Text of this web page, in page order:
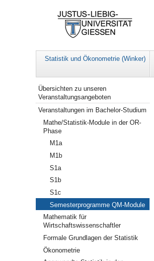
Statistik und Ökonometrie (Winker)
Navigation
Übersichten zu unseren
Veranstaltungsangeboten
Veranstaltungen im Bachelor-Studium
Mathe/Statistik-Module in der OR-
Phase
M1a
M1b
S1a
S1b
S1c
Semesterprogramme QM-Module
Mathematik für
Wirtschaftswissenschaftler
Formale Grundlagen der Statistik
Ökonometrie